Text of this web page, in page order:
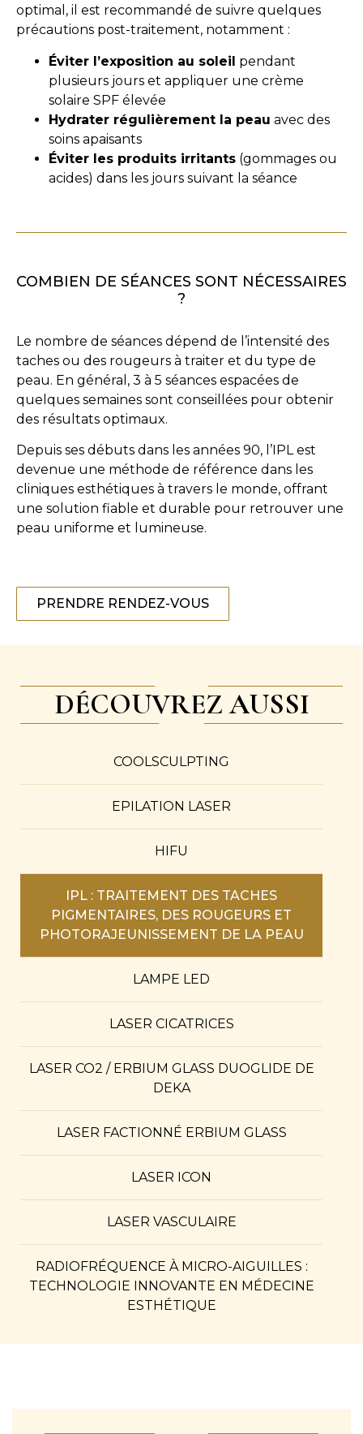
optimal, il est recommandé de suivre quelques
précautions post-traitement, notamment :
Éviter l’exposition au soleil pendant
plusieurs jours et appliquer une crème
solaire SPF élevée
Hydrater régulièrement la peau avec des
soins apaisants
Éviter les produits irritants (gommages ou
acides) dans les jours suivant la séance
COMBIEN DE SÉANCES SONT NÉCESSAIRES
?
Le nombre de séances dépend de l’intensité des
taches ou des rougeurs à traiter et du type de
peau. En général, 3 à 5 séances espacées de
quelques semaines sont conseillées pour obtenir
des résultats optimaux.
Depuis ses débuts dans les années 90, l’IPL est
devenue une méthode de référence dans les
cliniques esthétiques à travers le monde, offrant
une solution fiable et durable pour retrouver une
peau uniforme et lumineuse.
PRENDRE RENDEZ-VOUS
DÉCOUVREZ AUSSI
COOLSCULPTING
EPILATION LASER
HIFU
IPL : TRAITEMENT DES TACHES
PIGMENTAIRES, DES ROUGEURS ET
PHOTORAJEUNISSEMENT DE LA PEAU
LAMPE LED
LASER CICATRICES
LASER CO2 / ERBIUM GLASS DUOGLIDE DE
DEKA
LASER FACTIONNÉ ERBIUM GLASS
LASER ICON
LASER VASCULAIRE
RADIOFRÉQUENCE À MICRO-AIGUILLES :
TECHNOLOGIE INNOVANTE EN MÉDECINE
ESTHÉTIQUE